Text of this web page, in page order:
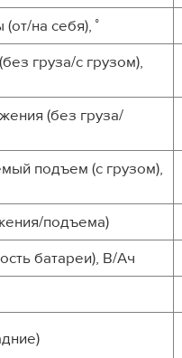
на себя), ˚
груза/с грузом),
(без груза/
подъем (с грузом),
подъема)
батареи), В/Ач